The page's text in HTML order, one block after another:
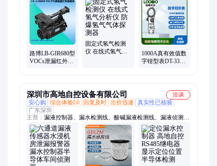
统、便携式自动水质采样器、便携式明渠流量计、voc气体检测
仪、实验室仪器
路博LB-GIR680型
VOCs泄漏红外热
固定式氢气检测
仪 在线式氢气分
1000A真有效值数
字钳型表DT-3353
深圳市高地自控设备有限公司
洽谈
安心购
综合体验L0 回复及时 出价迅速
真实性已核验
广东深圳
主营： 漏液控制器、漏水检测线、酸碱漏液检测线、漏液侦测
带、扁平漏液侦测带、扁平漏水侦测带、漏水检测系统、漏水传
感器、水浸传感器、漏水感应绳、漏水监测系统、防爆漏液控制
器、漏水检测传感器、漏液检测带、光电水浸传感器、定位漏水
控制器、扁平漏水检测线、漏液检测线、酸碱扁平漏液检测带